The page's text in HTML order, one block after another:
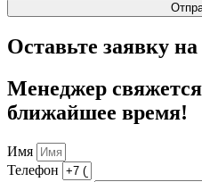
Оставьте заявку на
Менеджер
ближайшее время!
Имя
Телефон